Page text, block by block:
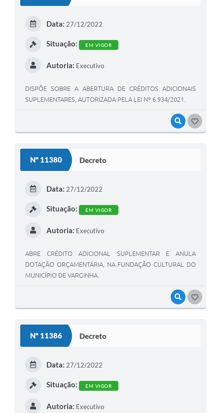
VISUALIZAR
Data: 27/12/2022
Situação: EM VIGOR
Autoria: Executivo
DISPÕE SOBRE A ABERTURA DE CRÉDITOS ADICIONAIS
SUPLEMENTARES, AUTORIZADA PELA LEI Nº 6.934/2021.
Nº 11380 Decreto
VISUALIZAR
Data: 27/12/2022
Situação: EM VIGOR
Autoria: Executivo
ABRE CRÉDITO ADICIONAL SUPLEMENTAR E ANULA
DOTAÇÃO ORÇAMENTÁRIA, NA FUNDAÇÃO CULTURAL DO
MUNICÍPIO DE VARGINHA.
Nº 11386 Decreto
Data: 27/12/2022
Situação: EM VIGOR
Autoria: Executivo